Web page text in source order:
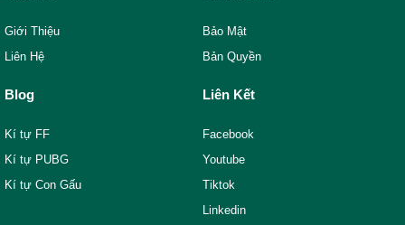
Giới Thiệu
Liên Hệ
Bảo Mật
Bản Quyền
Blog
Kí tự FF
Kí tự PUBG
Kí tự Con Gấu
Liên Kết
Facebook
Youtube
Tiktok
Linkedin